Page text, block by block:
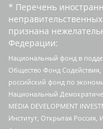
* Перечень
признана
Федерации:
Национальный фонд в
Общество Фонд
российский фонд по
Национальный
MEDIA DEVELOPMENT
Институт, Открытая